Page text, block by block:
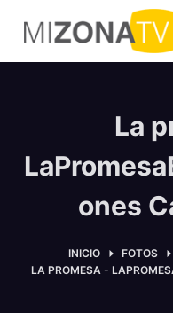
S
a
l
La
ones
INICIO FOTOS
LA PROMESA -